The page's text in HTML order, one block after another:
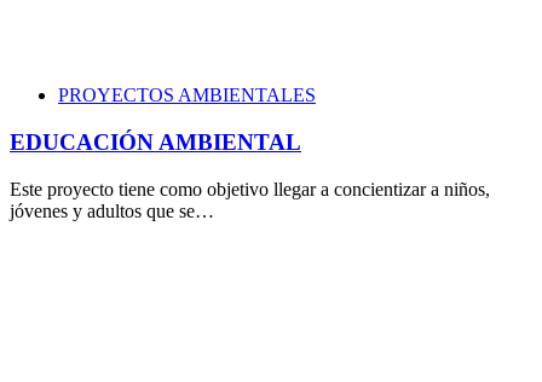
PROYECTOS AMBIENTALES
EDUCACIÓN AMBIENTAL
Este proyecto tiene como objetivo llegar a concientizar a niños,
jóvenes y adultos que se…